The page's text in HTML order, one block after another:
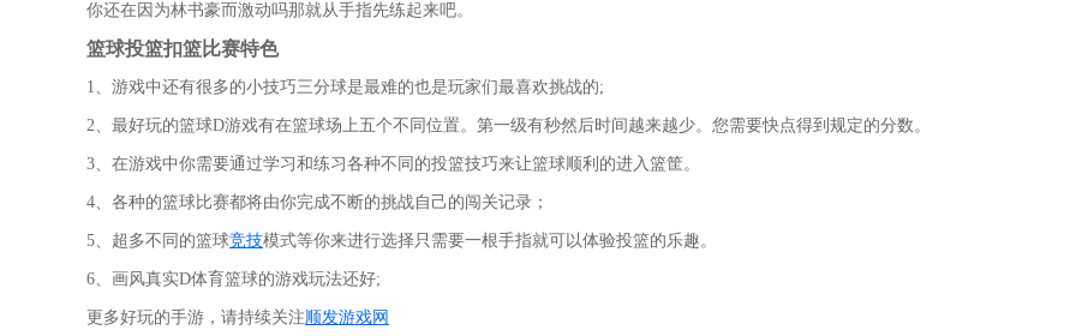
你还在因为林书豪而激动吗那就从手指先练起来吧。
篮球投篮扣篮比赛特色
1、游戏中还有很多的小技巧三分球是最难的也是玩家们最喜欢挑战的;
2、最好玩的篮球D游戏有在篮球场上五个不同位置。第一级有秒然后时间越来越少。您需要快点得到规定的分数。
3、在游戏中你需要通过学习和练习各种不同的投篮技巧来让篮球顺利的进入篮筐。
4、各种的篮球比赛都将由你完成不断的挑战自己的闯关记录；
5、超多不同的篮球竞技模式等你来进行选择只需要一根手指就可以体验投篮的乐趣。
6、画风真实D体育篮球的游戏玩法还好;
更多好玩的手游，请持续关注顺发游戏网